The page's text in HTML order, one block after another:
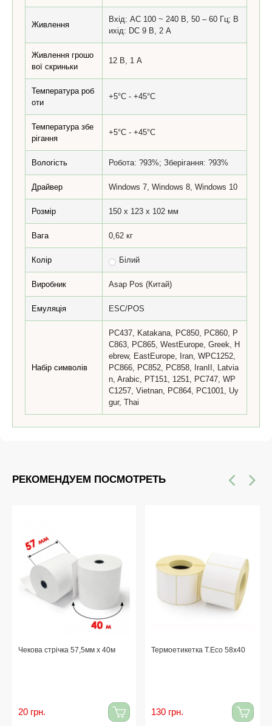
Живлення
Вхід: AC 100 ~ 240 В, 50 – 60 Гц; В
ихід: DC 9 В, 2 А
Живлення грошо
вої скриньки
12 В, 1 А
Температура роб
оти
+5°C - +45°C
Температура збе
рігання
+5°C - +45°C
Вологість Робота: ?93%; Зберігання: ?93%
Драйвер Windows 7, Windows 8, Windows 10
Розмір 150 х 123 х 102 мм
Вага 0,62 кг
Колір Білий
Виробник Asap Pos (Китай)
Емуляція ESC/POS
Набір символів
PC437, Katakana, PC850, PC860, P
C863, PC865, WestEurope, Greek, H
ebrew, EastEurope, Iran, WPC1252,
PC866, PC852, PC858, IranII, Latvia
n, Arabic, PT151, 1251, PC747, WP
C1257, Vietnan, PC864, PC1001, Uy
gur, Thai
РЕКОМЕНДУЕМ ПОСМОТРЕТЬ
Чекова стрічка 57,5мм x 40м
20 грн.
Термоетикетка T.Eco 58x40
130 грн.